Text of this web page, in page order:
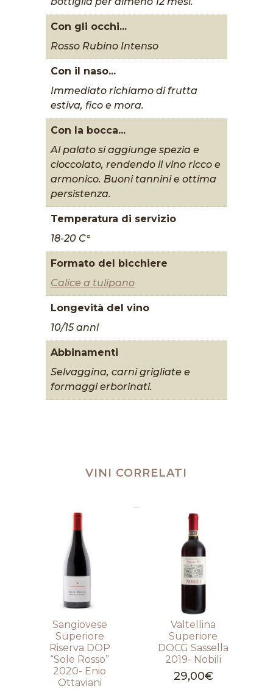
Con gli occhi...
Rosso Rubino Intenso
Con il naso...
Immediato richiamo di frutta
estiva, fico e mora.
Con la bocca...
Al palato si aggiunge spezia e
cioccolato, rendendo il vino ricco e
armonico. Buoni tannini e ottima
persistenza.
Temperatura di servizio
18-20 C°
Formato del bicchiere
Calice a tulipano
Longevità del vino
10/15 anni
Abbinamenti
Selvaggina, carni grigliate e
formaggi erborinati.
VINI CORRELATI
Sangiovese
Superiore
Riserva DOP
“Sole Rosso”
2020- Enio
Ottaviani
Valtellina
Superiore
DOCG Sassella
2019- Nobili
29,00€